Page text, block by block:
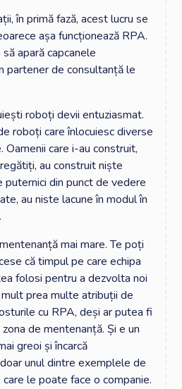
în primă fază, acest lucru se
așa funcționează RPA.
apară capcanele
partener de consultanță le
roboți devii entuziasmat.
roboți care înlocuiesc diverse
Oamenii care i-au construit,
au construit niște
din punct de vedere
au niste lacune în modul în
mai mare. Te poți
că timpul pe care echipa
folosi pentru a dezvolta noi
prea multe atribuții de
cu RPA, deși ar putea fi
de mentenanță. Și e un
greoi și încarcă
unul dintre exemplele de
le poate face o companie.